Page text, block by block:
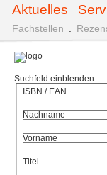
Aktuelles
Fachstellen
Suchfeld einblenden
ISBN / EAN
Nachname
Vorname
Titel